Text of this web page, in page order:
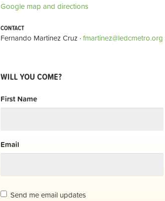
Google map and directions
CONTACT
Fernando Martinez Cruz ·fmartinez@ledcmetro.org
WILL YOU COME?
First Name
Email
Send me email updates